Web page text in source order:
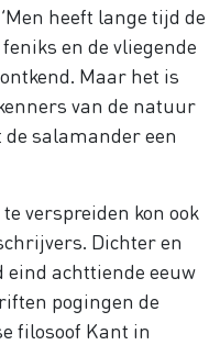
heeft lange tijd de
en de vliegende
Maar het is
van de natuur
salamander een
verspreiden kon ook
Dichter en
eind achttiende eeuw
pogingen de
filosoof Kant in